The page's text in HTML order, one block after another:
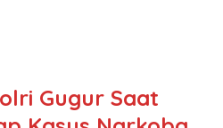
Gugur Saat